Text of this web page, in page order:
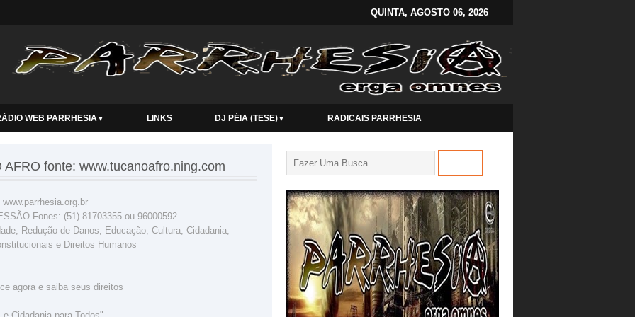
QUINTA, AGOSTO 06, 2026
WEB PARRHESIA ▼ LINKS DJ PÉIA (TESE)▼ RADICAIS PARRHESIA
AFRO fonte: www.tucanoafro.ning.com
Fones: (51) 81703355 ou 96000592
Redução de Danos, Educação, Cultura, Cidadania,
e Direitos Humanos
agora e saiba seus direitos